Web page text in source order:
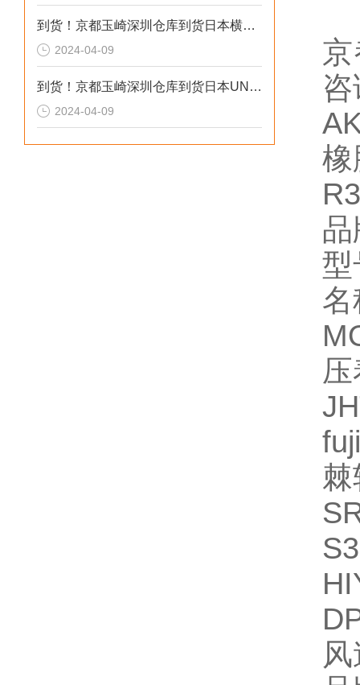
到货！京都玉崎深圳仓库到货日本横河 电导率仪传感器 SC8SG-R31-T-305-P1-A
2024-04-09
到货！京都玉崎深圳仓库到货日本UNITTA音波式皮带张力计U-550替换U-508
2024-04-09
橡
型